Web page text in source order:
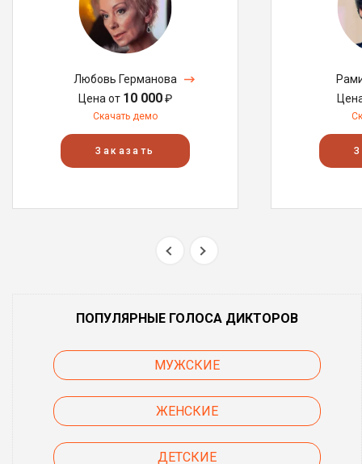
Любовь Германова
Цена от 10 000₽
Скачать демо
Заказать
ПОПУЛЯРНЫЕ ГОЛОСА ДИКТОРОВ
МУЖСКИЕ
ЖЕНСКИЕ
ДЕТСКИЕ